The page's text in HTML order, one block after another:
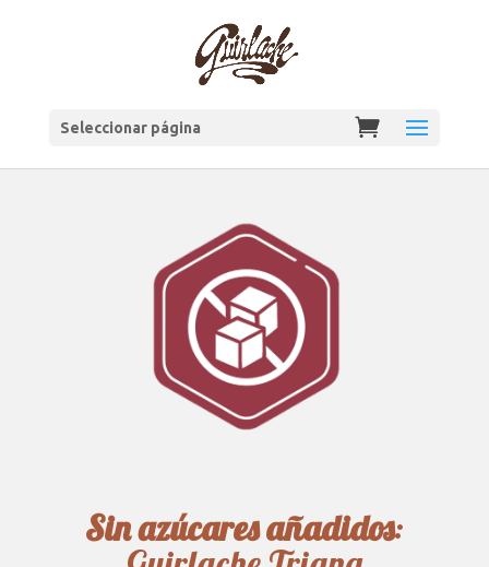
Seleccionar página
Sin azúcares añadidos: